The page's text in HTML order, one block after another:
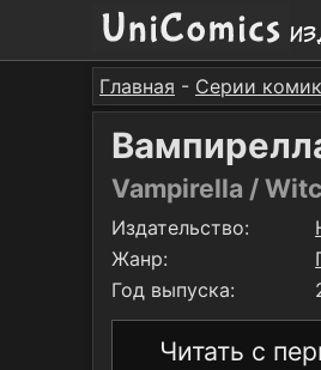
Главная - Серии
Vampirella /
Издательство:
Жанр:
Год выпуска:
Читать с